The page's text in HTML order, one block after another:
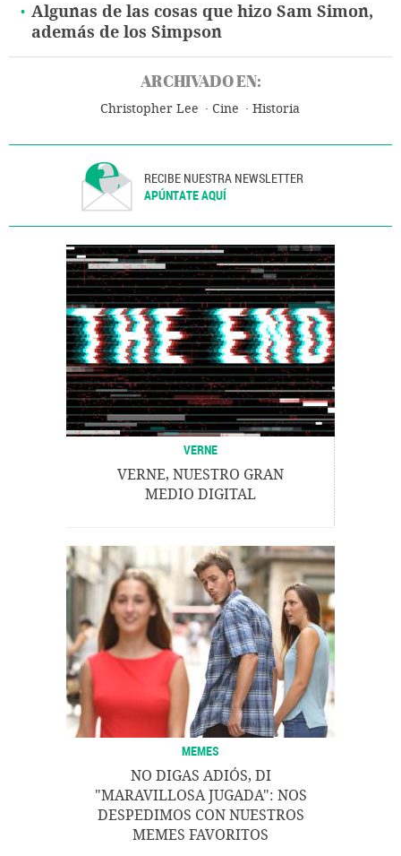
Algunas de las cosas que hizo Sam Simon,
además de los Simpson
ARCHIVADO EN:
Christopher Lee Cine Historia
RECIBE NUESTRA NEWSLETTER
APÚNTATE AQUÍ
VERNE
VERNE, NUESTRO GRAN
MEDIO DIGITAL
MEMES
NO DIGAS ADIÓS, DI
"MARAVILLOSA JUGADA": NOS
DESPEDIMOS CON NUESTROS
MEMES FAVORITOS